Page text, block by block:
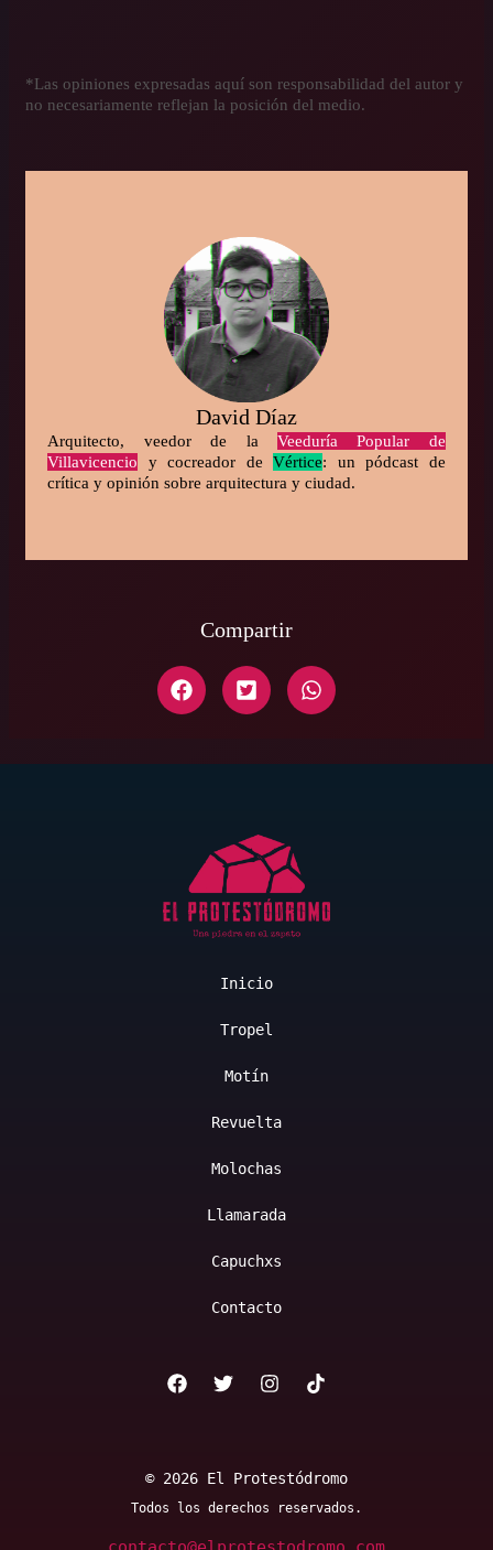
*Las opiniones expresadas aquí son responsabilidad del autor y
no necesariamente reflejan la posición del medio.
David Díaz
Arquitecto, veedor de la Veeduría Popular de
Villavicencio y cocreador deVértice: un pódcast de
crítica y opinión sobre arquitectura y ciudad.
Compartir
Inicio
Tropel
Motín
Revuelta
Molochas
Llamarada
Capuchxs
Contacto
© 2026 El Protestódromo
Todos los derechos reservados.